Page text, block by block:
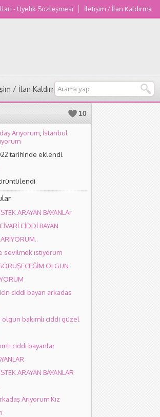
- Üyelik Sözleşmesi İletişim / İlan Kaldırma
/ İlan Kaldırma
10
Arıyorum İstanbul
tarihinde eklendi.
ARAYAN BAYANLAr
CİDDİ BAYAN
sevılmek ıstıyorum
OLGUN
ciddi bayan arkadas
bakımlı ciddi güzel
ciddi bayanlar
ARAYAN BAYANLAR
Arıyorum Kız